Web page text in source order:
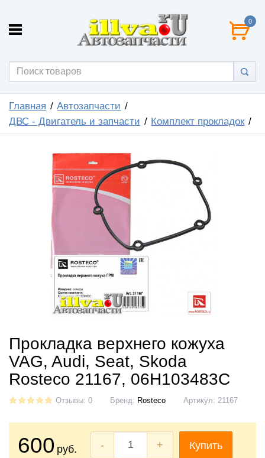
0
Главная
Автозапчасти
ДВС - Двигатель и запчасти
Комплект прокладок
Прокладка верхнего кожуха
VAG, Audi, Seat, Skoda
Rosteco 21167, 06H103483C
Отзывы: 0 Бренд: Rosteco Артикул: 21167
600 руб. - + Купить